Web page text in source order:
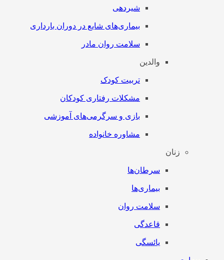
شیردهی
بیماری‌های شایع در دوران بارداری
سلامت روان مادر
والدین
تربیت کودک
مشکلات رفتاری کودکان
بازی و سرگرمی‌های آموزشی
مشاوره خانواده
زنان
سرطان‌‌ها
بیماری‌ها
سلامت روان
قاعدگی
یائسگی